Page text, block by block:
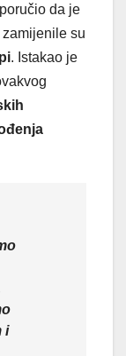
da je
zamijenile su
. Istakao je
i